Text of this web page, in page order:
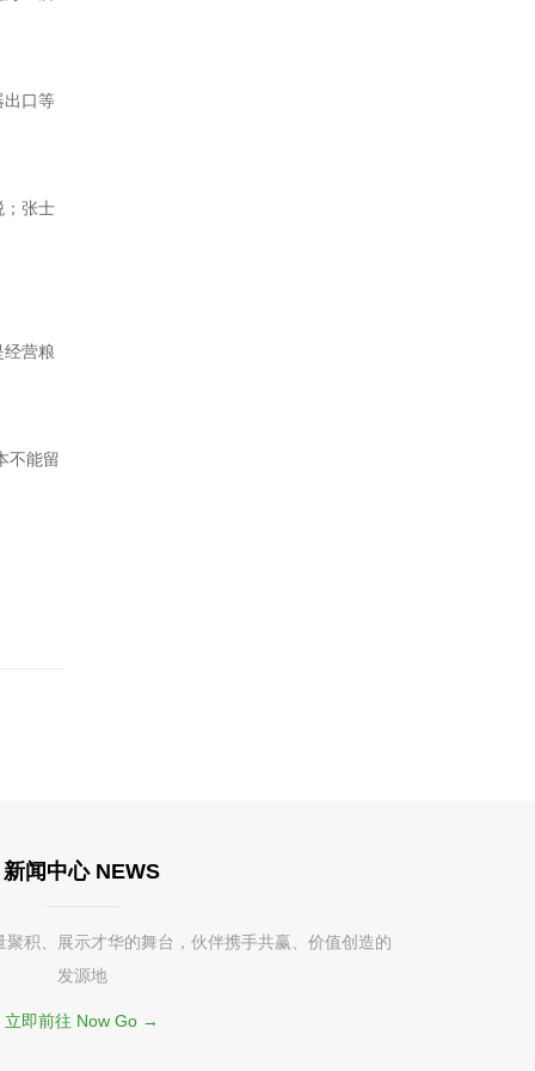
出口等
；张士
营粮
不能留
新闻中心 NEWS
积、展示才华的舞台，伙伴携手共赢、价值创造的
发源地
立即前往 Now Go →